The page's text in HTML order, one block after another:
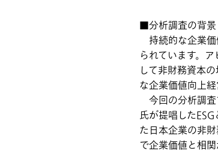
■分析調査の背景
持続的な企業価
られています。
して非財務資本
な企業価値向上経
今回の分析調査
氏が提唱した
た日本企業の非
で企業価値と相